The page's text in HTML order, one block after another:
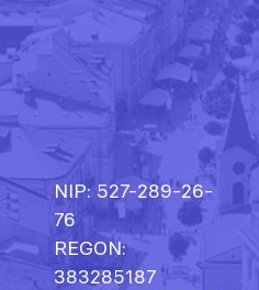
NIP: 527-289-26-
76
REGON:
383285187